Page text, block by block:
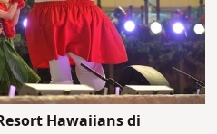
Hawaiians di